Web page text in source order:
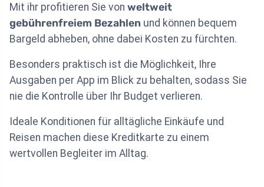
Mit ihr profitieren Sie von weltweit
gebührenfreiem Bezahlen und können bequem
Bargeld abheben, ohne dabei Kosten zu fürchten.
Besonders praktisch ist die Möglichkeit, Ihre
Ausgaben per App im Blick zu behalten, sodass Sie
nie die Kontrolle über Ihr Budget verlieren.
Ideale Konditionen für alltägliche Einkäufe und
Reisen machen diese Kreditkarte zu einem
wertvollen Begleiter im Alltag.